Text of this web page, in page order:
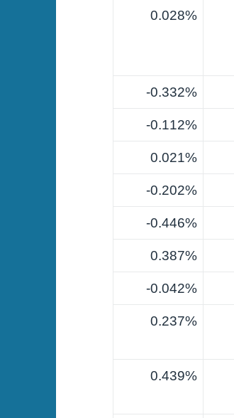
0.028%
0.332%-
0.112%-
0.021%
0.202%-
0.446%-
0.387%
0.042%-
0.237%
0.439%